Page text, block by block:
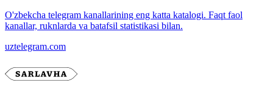
O'zbekcha telegram kanallarining eng katta katalogi. Faqt faol
kanallar, ruknlarda va batafsil statistikasi bilan.
uztelegram.com